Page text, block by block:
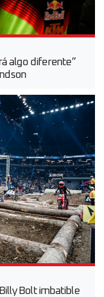
algo diferente”
Bolt imbatible